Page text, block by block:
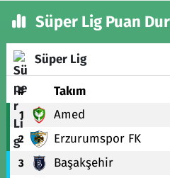
Süper Lig Puan
Süper Lig
# Takım
1 Amed
2 Erzurumspor FK
3 Başakşehir